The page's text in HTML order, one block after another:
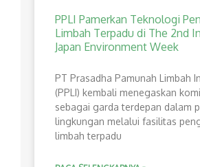
PPLI Pamerkan Teknologi
Limbah Terpadu di The 2nd
Japan Environment Week
PT Prasadha Pamunah Limbah
(PPLI) kembali menegaskan
sebagai garda terdepan dalam
lingkungan melalui fasilitas
limbah terpadu